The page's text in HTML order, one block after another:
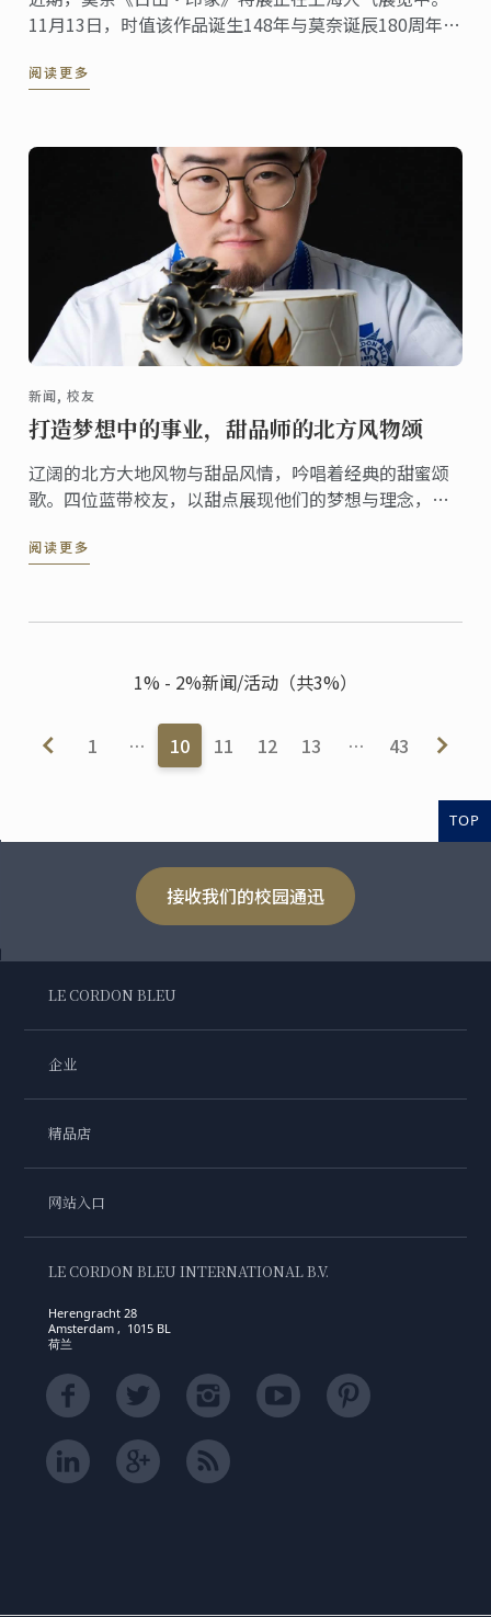
11月13日，时值该作品诞生148年与莫奈诞辰180周年之
象》148周年生日早餐会。
阅读更多
新闻, 校友
打造梦想中的事业，甜品师的北方风物颂
辽阔的北方大地风物与甜品风情，吟唱着经典的甜蜜颂
歌。四位蓝带校友，以甜点展现他们的梦想与理念，打
阅读更多
1% - 2%新闻/活动（共3%）
1 … 10 11 12 13 … 43
TOP
接收我们的校园通迅
LE CORDON BLEU
企业
精品店
网站入口
LE CORDON BLEU INTERNATIONAL B.V.
Herengracht 28
Amsterdam , 1015 BL
荷兰